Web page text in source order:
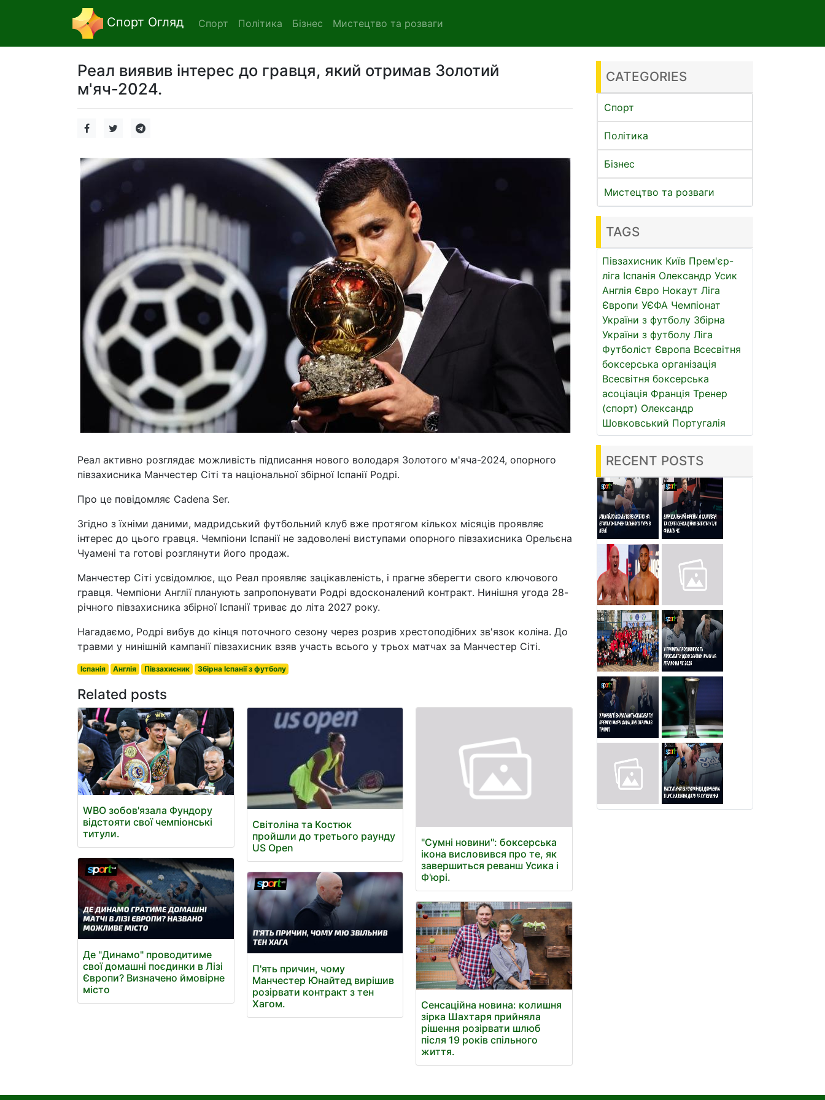
Спорт Огляд Спорт Політика Бізнес Мистецтво та розваги
Реал виявив інтерес до гравця, який отримав Золотий
м'яч-2024.
Реал активно розглядає можливість підписання нового володаря Золотого м'яча-2024, опорного
півзахисника Манчестер Сіті та національної збірної Іспанії Родрі.
Про це повідомляє Cadena Ser.
Згідно з їхніми даними, мадридський футбольний клуб вже протягом кількох місяців проявляє
інтерес до цього гравця. Чемпіони Іспанії не задоволені виступами опорного півзахисника Орельєна
Чуамені та готові розглянути його продаж.
Манчестер Сіті усвідомлює, що Реал проявляє зацікавленість, і прагне зберегти свого ключового
гравця. Чемпіони Англії планують запропонувати Родрі вдосконалений контракт. Нинішня угода 28-
річного півзахисника збірної Іспанії триває до літа 2027 року.
Нагадаємо, Родрі вибув до кінця поточного сезону через розрив хрестоподібних зв'язок коліна. До
травми у нинішній кампанії півзахисник взяв участь всього у трьох матчах за Манчестер Сіті.
Іспанія Англія Півзахисник Збірна Іспанії з футболу
Related posts
WBO зобов'язала Фундору
відстояти свої чемпіонські
титули.
Де "Динамо" проводитиме
свої домашні поєдинки в Лізі
Європи? Визначено ймовірне
місто
Світоліна та Костюк
пройшли до третього раунду
US Open
П'ять причин, чому
Манчестер Юнайтед вирішив
розірвати контракт з тен
Хагом.
"Сумні новини": боксерська
ікона висловився про те, як
завершиться реванш Усика і
Ф'юрі.
Сенсаційна новина: колишня
зірка Шахтаря прийняла
рішення розірвати шлюб
після 19 років спільного
життя.
CATEGORIES
Спорт
Політика
Бізнес
Мистецтво та розваги
TAGS
Півзахисник Київ Прем'єр-
ліга Іспанія Олександр Усик
Англія Євро Нокаут Ліга
Європи УЄФА Чемпіонат
України з футболу Збірна
України з футболу Ліга
Футболіст Європа Всесвітня
боксерська організація
Всесвітня боксерська
асоціація Франція Тренер
(спорт) Олександр
Шовковський Португалія
RECENT POSTS